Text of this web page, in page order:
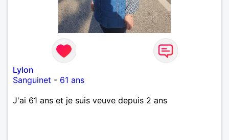
Lylon
Sanguinet - 61 ans
J'ai 61 ans et je suis veuve depuis 2 ans